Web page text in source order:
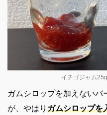
イチゴジャム
ガムシロップを加えないバ
が、やはり ガムシロップを